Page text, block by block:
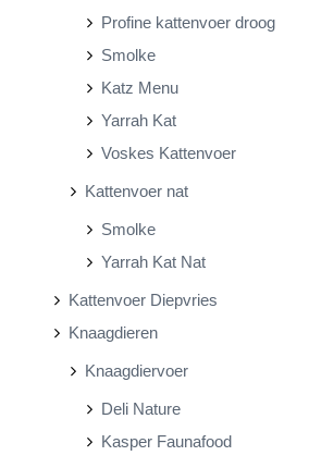
Profine kattenvoer droog
Smolke
Katz Menu
Yarrah Kat
Voskes Kattenvoer
Kattenvoer nat
Smolke
Yarrah Kat Nat
Kattenvoer Diepvries
Knaagdieren
Knaagdiervoer
Deli Nature
Kasper Faunafood